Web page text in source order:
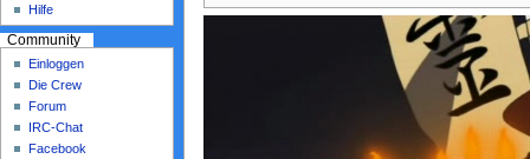
Hilfe
Community
Einloggen
Die Crew
Forum
IRC-Chat
Facebook